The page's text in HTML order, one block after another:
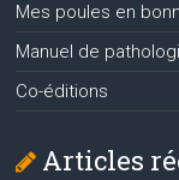
Mes poules en
Manuel de
Co-éditions
Articles